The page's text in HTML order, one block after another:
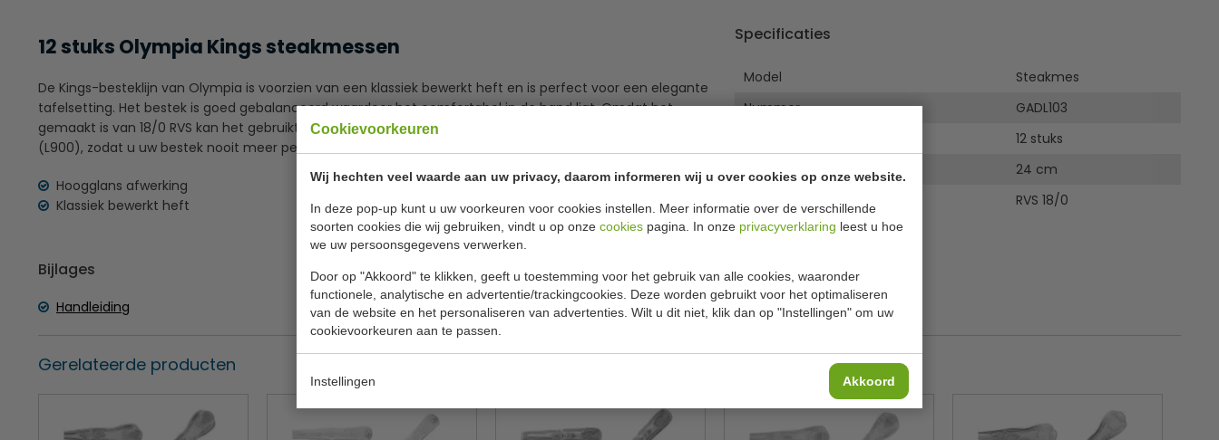
Cookievoorkeuren
Wij hechten veel waarde aan uw privacy, daarom informeren wij u over cookies op onze website.
In deze pop-up kunt u uw voorkeuren voor cookies instellen. Meer informatie over de verschillende
soorten cookies die wij gebruiken, vindt u op onze cookies pagina. In onze privacyverklaring leest u hoe
we uw persoonsgegevens verwerken.
Door op "Akkoord" te klikken, geeft u toestemming voor het gebruik van alle cookies, waaronder
functionele, analytische en advertentie/trackingcookies. Deze worden gebruikt voor het optimaliseren
van de website en het personaliseren van advertenties. Wilt u dit niet, klik dan op "Instellingen" om uw
cookievoorkeuren aan te passen.
Instellingen Akkoord
12 stuks Olympia Kings steakmessen
De Kings-besteklijn van Olympia is voorzien van een klassiek bewerkt heft en is perfect voor een elegante
tafelsetting. Het bestek is goed gebalanceerd waardoor het comfortabel in de hand ligt. Omdat het
gemaakt is van 18/0 RVS kan het gebruikt worden in combinatie met de magnetische bestek spaarder
(L900), zodat u uw bestek nooit meer per ongeluk weggooit.
Hoogglans afwerking
Klassiek bewerkt heft
Bijlages
Handleiding
Specificaties
Model
Steakmes
Nummer
GADL103
12 stuks
Lengte
24 cm
Materiaal
RVS 18/0
Gerelateerde producten